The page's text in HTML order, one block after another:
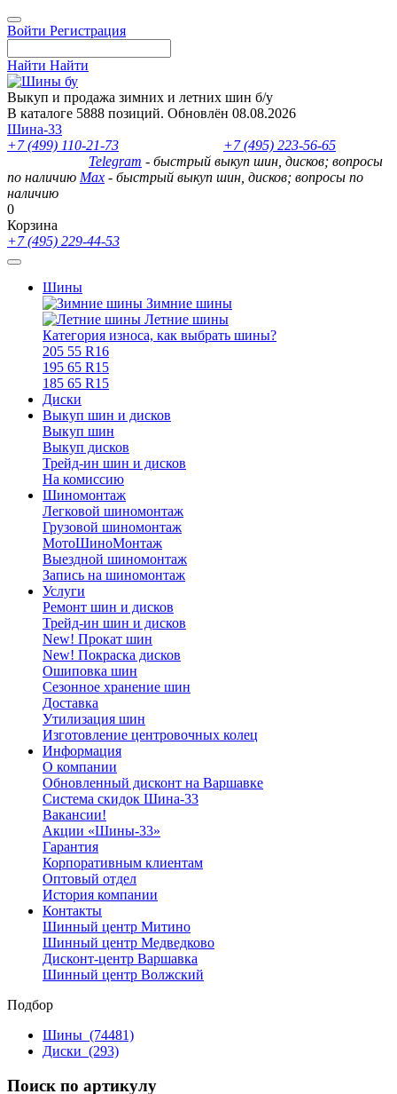
Войти Регистрация
Найти Найти
Выкуп и продажа зимних и летних шин б/у
В каталоге 5888 позиций. Обновлён 08.08.2026
Шина-33
+7 (499) 110-21-73
+7 (495) 223-56-65
Telegram - быстрый выкуп шин, дисков; вопросы
по наличию Max - быстрый выкуп шин, дисков; вопросы по
наличию
0
Корзина
+7 (495) 229-44-53
Шины
Зимние шины
Летние шины
Категория износа, как выбрать шины?
205 55 R16
195 65 R15
185 65 R15
Диски
Выкуп шин и дисков
Выкуп шин
Выкуп дисков
Трейд-ин шин и дисков
На комиссию
Шиномонтаж
Легковой шиномонтаж
Грузовой шиномонтаж
МотоШиноМонтаж
Выездной шиномонтаж
Запись на шиномонтаж
Услуги
Ремонт шин и дисков
Трейд-ин шин и дисков
New! Прокат шин
New! Покраска дисков
Ошиповка шин
Сезонное хранение шин
Доставка
Утилизация шин
Изготовление центровочных колец
Информация
О компании
Обновленный дисконт на Варшавке
Система скидок Шина-33
Вакансии!
Акции «Шины-33»
Гарантия
Корпоративным клиентам
Оптовый отдел
История компании
Контакты
Шинный центр Митино
Шинный центр Медведково
Дисконт-центр Варшавка
Шинный центр Волжский
Подбор
Шины (74481)
Диски (293)
Поиск по артикулу